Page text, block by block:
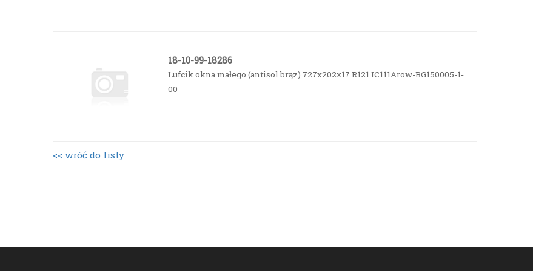
18-10-99-18286
Lufcik okna małego (antisol brąz) 727x202x17 R121 IC111Arow-BG150005-1-
00
<< wróć do listy